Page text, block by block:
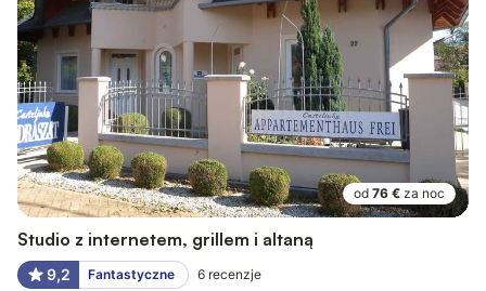
od 76 € za noc
Studio z internetem, grillem i altaną
9,2 Fantastyczne 6 recenzje